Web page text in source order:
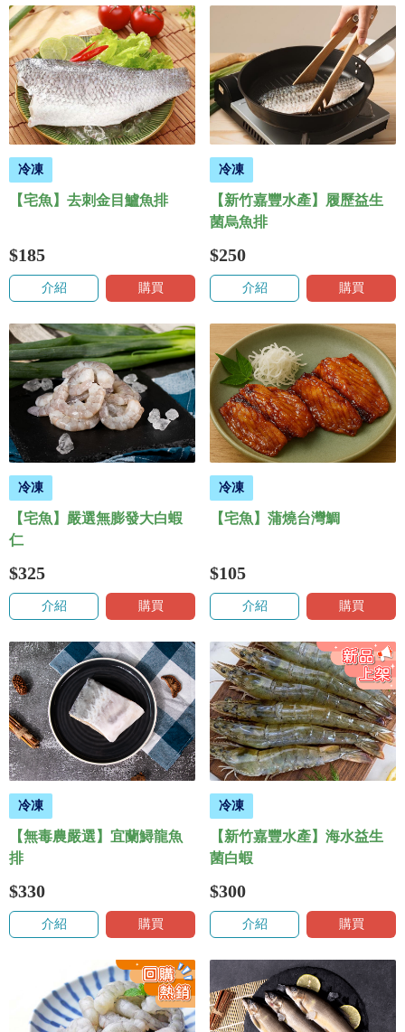
冷凍
【宅魚】去刺金目鱸魚排
$185
介紹 購買
冷凍
【新竹嘉豐水產】履歷益生
菌烏魚排
$250
介紹 購買
冷凍
【宅魚】嚴選無膨發大白蝦
仁
$325
介紹 購買
冷凍
【宅魚】蒲燒台灣鯛
$105
介紹 購買
冷凍
【無毒農嚴選】宜蘭鱘龍魚
排
$330
介紹 購買
冷凍
【新竹嘉豐水產】海水益生
菌白蝦
$300
介紹 購買